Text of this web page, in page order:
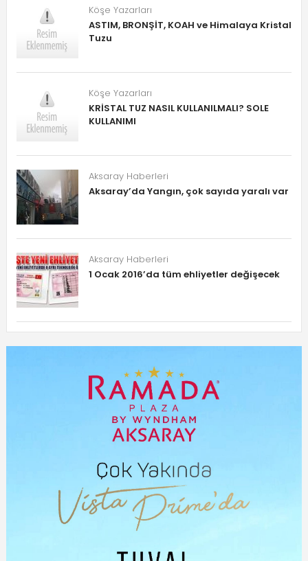
Köşe Yazarları
ASTIM, BRONŞİT, KOAH ve Himalaya Kristal
Tuzu
Köşe Yazarları
KRİSTAL TUZ NASIL KULLANILMALI? SOLE
KULLANIMI
Aksaray Haberleri
Aksaray’da Yangın, çok sayıda yaralı var
Aksaray Haberleri
1 Ocak 2016’da tüm ehliyetler değişecek